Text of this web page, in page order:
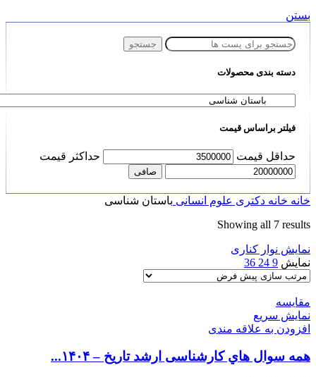
بستن
جستجو
دسته بندی محصولات
فیلتر براساس قیمت
حداقل قیمت حداكثر قيمت
صافی
خانه خانه دکتری علوم انسانی باستان شناسی
Showing all 7 results
نمایش نوار کناری
نمایش 9
24
36
مقايسه
نمایش سریع
افزودن به علاقه مندی
همه سوال هاي کارشناسی ارشد تاریخ – ۱۴۰۴...